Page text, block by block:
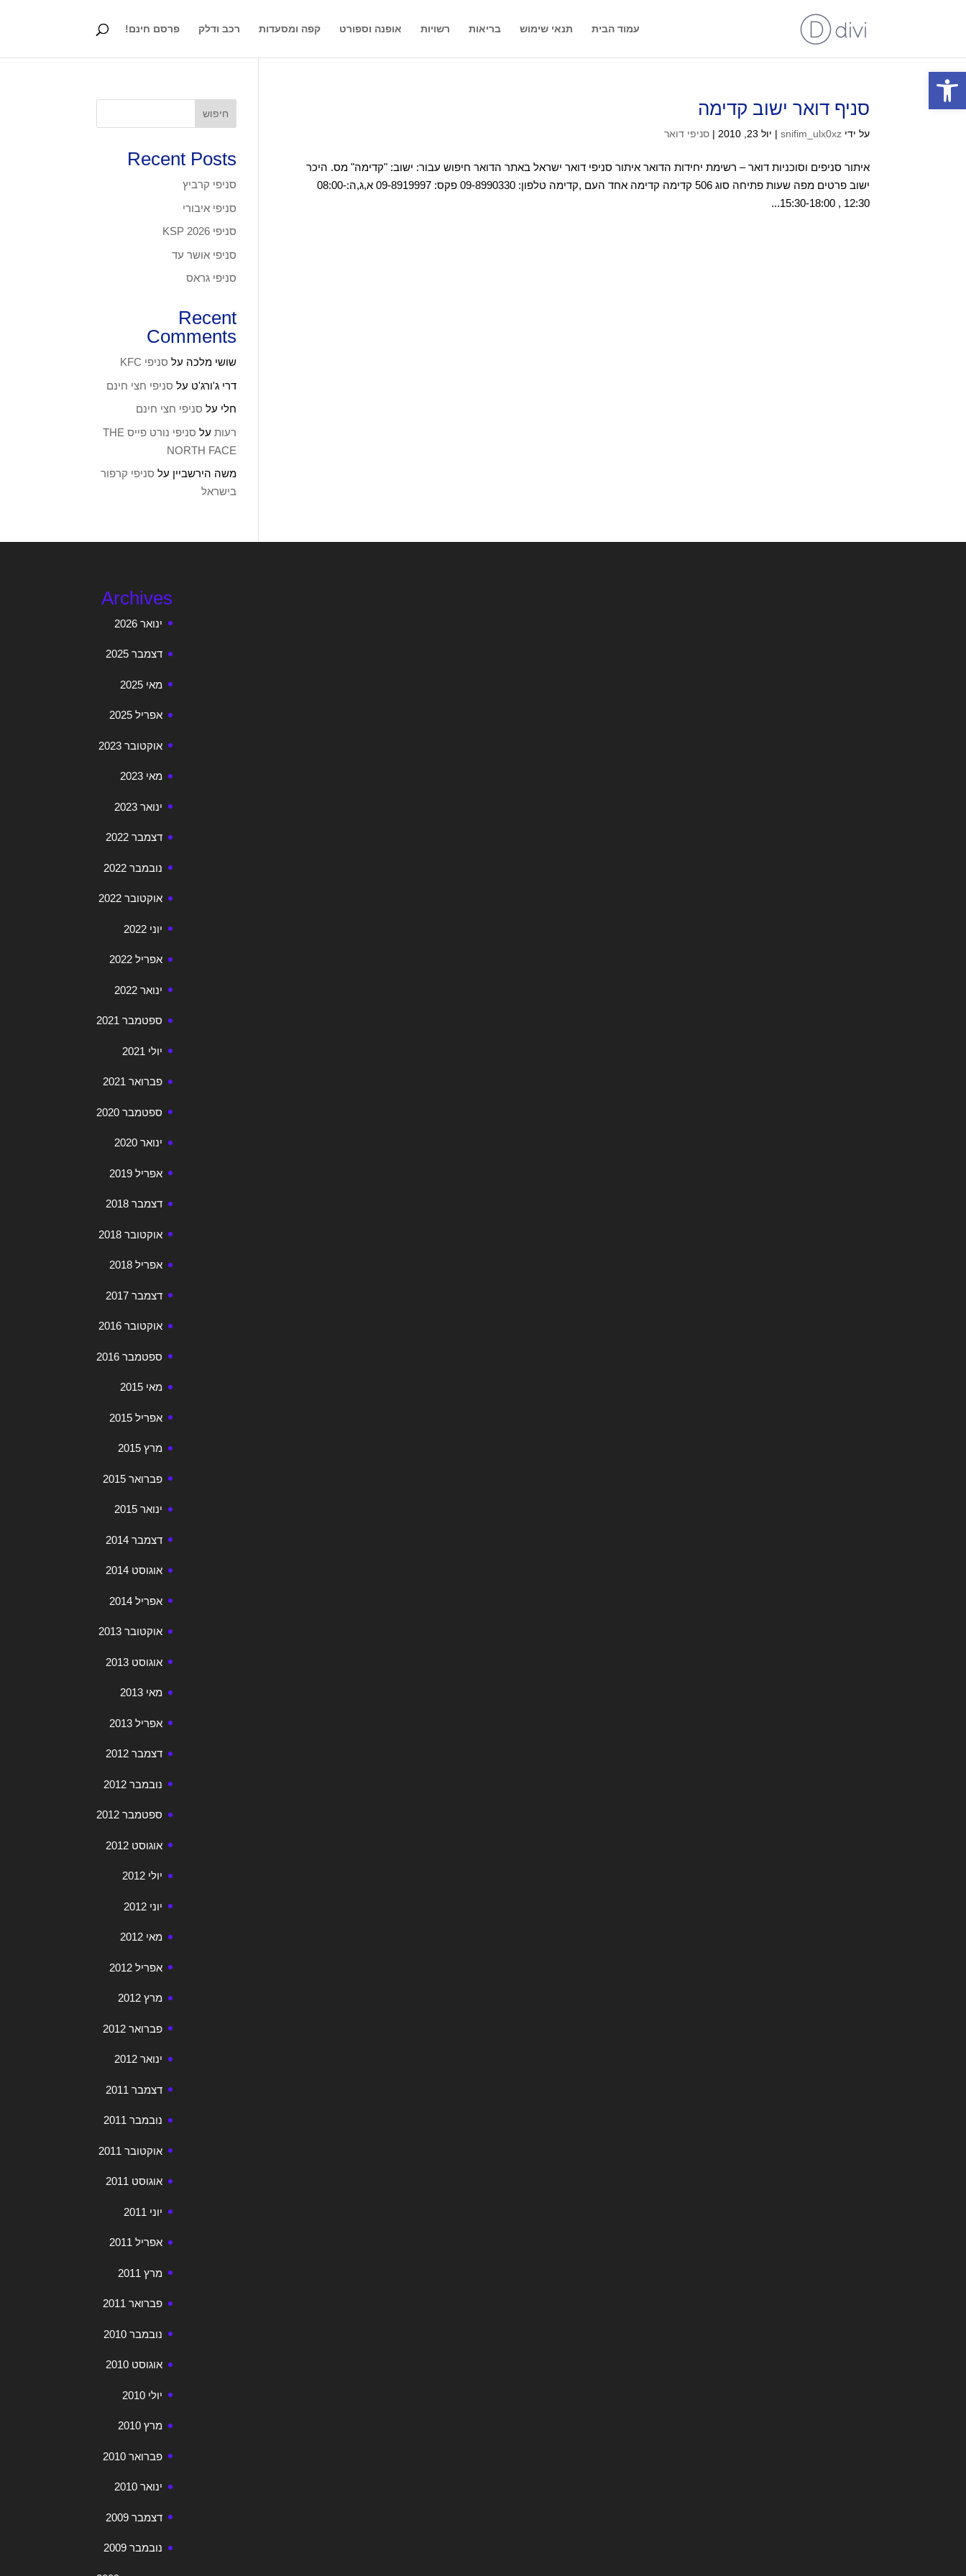
עמוד הבית תנאי שימוש בריאות רשויות אופנה וספורט קפה ומסעדות רכב ודלק פרסם חינם!
סניף דואר ישוב קדימה
על ידיsnifim_ulx0xz
| יול 23, 2010 |סניפי דואר
איתור סניפים וסוכניות דואר – רשימת יחידות הדואר איתור סניפי דואר ישראל באתר הדואר חיפוש עבור: ישוב: "קדימה" מס. היכר
ישוב פרטים מפה שעות פתיחה סוג 506 קדימה קדימה אחד העם ,קדימה טלפון: 09-8990330 פקס: 09-8919997 א,ג,ה:08:00-
12:30 , 15:30-18:00...
חיפוש
Recent Posts
סניפי קרביץ
סניפי איבורי
סניפי KSP 2026
סניפי אושר עד
סניפי גראס
Recent
Comments
שושי מלכה על סניפי KFC
דרי ג'ורג'ט על סניפי חצי חינם
חלי על סניפי חצי חינם
רעות על
סניפי נורט פייס THE
NORTH FACE
משה הירשביין על סניפי קרפור
בישראל
Archives
ינואר 2026
דצמבר 2025
מאי 2025
אפריל 2025
אוקטובר 2023
מאי 2023
ינואר 2023
דצמבר 2022
נובמבר 2022
אוקטובר 2022
יוני 2022
אפריל 2022
ינואר 2022
ספטמבר 2021
יולי 2021
פברואר 2021
ספטמבר 2020
ינואר 2020
אפריל 2019
דצמבר 2018
אוקטובר 2018
אפריל 2018
דצמבר 2017
אוקטובר 2016
ספטמבר 2016
מאי 2015
אפריל 2015
מרץ 2015
פברואר 2015
ינואר 2015
דצמבר 2014
אוגוסט 2014
אפריל 2014
אוקטובר 2013
אוגוסט 2013
מאי 2013
אפריל 2013
דצמבר 2012
נובמבר 2012
ספטמבר 2012
אוגוסט 2012
יולי 2012
יוני 2012
מאי 2012
אפריל 2012
מרץ 2012
פברואר 2012
ינואר 2012
דצמבר 2011
נובמבר 2011
אוקטובר 2011
אוגוסט 2011
יוני 2011
אפריל 2011
מרץ 2011
פברואר 2011
נובמבר 2010
אוגוסט 2010
יולי 2010
מרץ 2010
פברואר 2010
ינואר 2010
דצמבר 2009
נובמבר 2009
פתח סרגל נגישות